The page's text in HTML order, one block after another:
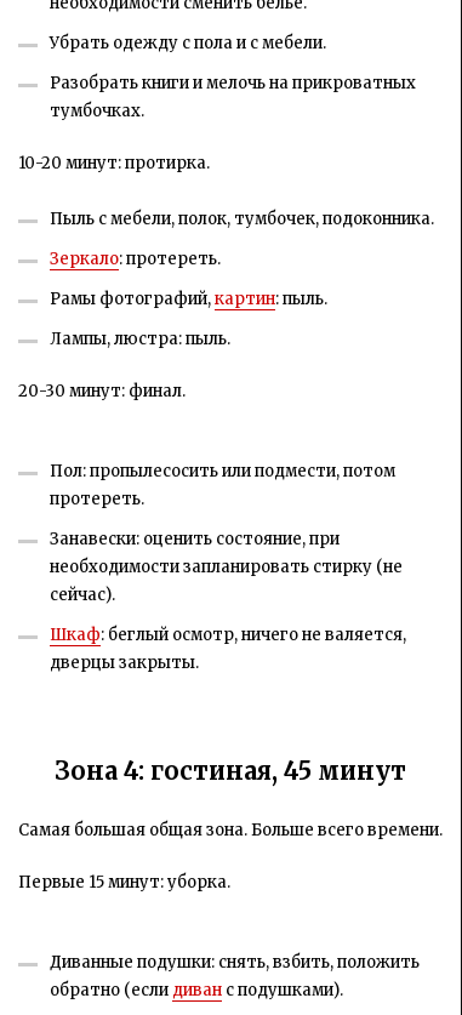
Убрать одежду с пола и с мебели.
Разобрать книги и мелочь на прикроватных
тумбочках.
10-20 минут: протирка.
Пыль с мебели, полок, тумбочек, подоконника.
Зеркало: протереть.
Рамы фотографий,картин: пыль.
Лампы, люстра: пыль.
20-30 минут: финал.
Пол: пропылесосить или подмести, потом
протереть.
Занавески: оценить состояние, при
необходимости запланировать стирку (не
сейчас).
Шкаф: беглый осмотр, ничего не валяется,
дверцы закрыты.
Зона 4: гостиная, 45 минут
Самая большая общая зона. Больше всего времени.
Первые 15 минут: уборка.
Диванные подушки: снять, взбить, положить
обратно (если диван с подушками).